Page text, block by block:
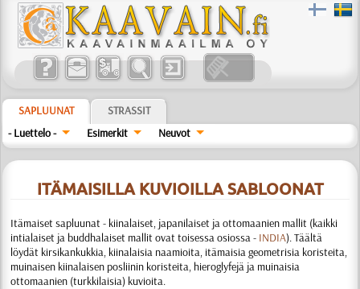
SAPLUUNAT
STRASSIT
- Luettelo -
Esimerkit Neuvot
ITÄMAISILLA KUVIOILLA SABLOONAT
Itämaiset sapluunat - kiinalaiset, japanilaiset ja ottomaanien mallit (kaikki
intialaiset ja buddhalaiset mallit ovat toisessa osiossa - INDIA). Täältä
löydät kirsikankukkia, kiinalaisia naamioita, itämaisia geometrisia koristeita,
muinaisen kiinalaisen posliinin koristeita, hieroglyfejä ja muinaisia
ottomaanien (turkkilaisia) kuvioita.